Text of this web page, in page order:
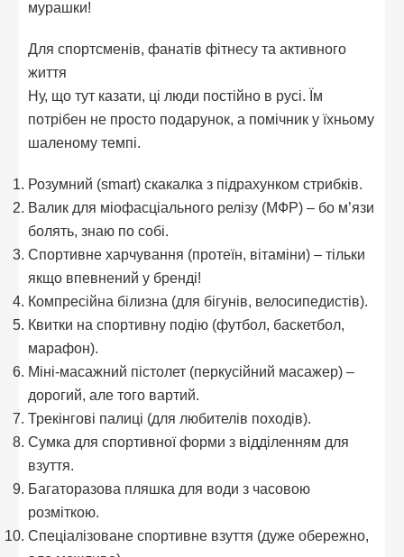
мурашки!
Для спортсменів, фанатів фітнесу та активного
життя
Ну, що тут казати, ці люди постійно в русі. Їм
потрібен не просто подарунок, а помічник у їхньому
шаленому темпі.
Розумний (smart) скакалка з підрахунком стрибків.
Валик для міофасціального релізу (МФР) – бо м’язи
болять, знаю по собі.
Спортивне харчування (протеїн, вітаміни) – тільки
якщо впевнений у бренді!
Компресійна білизна (для бігунів, велосипедистів).
Квитки на спортивну подію (футбол, баскетбол,
марафон).
Міні-масажний пістолет (перкусійний масажер) –
дорогий, але того вартий.
Трекінгові палиці (для любителів походів).
Сумка для спортивної форми з відділенням для
взуття.
Багаторазова пляшка для води з часовою
розміткою.
Спеціалізоване спортивне взуття (дуже обережно,